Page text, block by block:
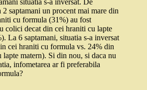
situatia s-a inversat. De
2 saptamani un procent mai mare din
cu formula (31%) au fost
colici decat din cei hraniti cu lapte
La 6 saptamani, situatia s-a inversat
cei hraniti cu formula vs. 24% din
lapte matern). Si din nou, si daca nu
infometarea ar fi preferabila